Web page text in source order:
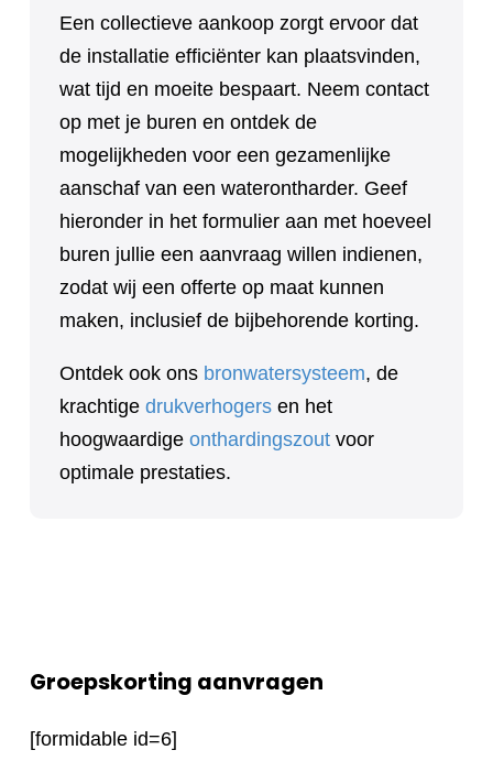
Een collectieve aankoop zorgt ervoor dat
de installatie efficiënter kan plaatsvinden,
wat tijd en moeite bespaart. Neem contact
op met je buren en ontdek de
mogelijkheden voor een gezamenlijke
aanschaf van een waterontharder. Geef
hieronder in het formulier aan met hoeveel
buren jullie een aanvraag willen indienen,
zodat wij een offerte op maat kunnen
maken, inclusief de bijbehorende korting.
Ontdek ook ons bronwatersysteem, de
krachtige drukverhogers en het
hoogwaardige onthardingszout voor
optimale prestaties.
Groepskorting aanvragen
[formidable id=6]